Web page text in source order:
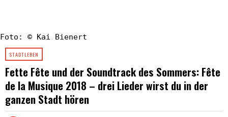
Foto: © Kai Bienert
STADTLEBEN
Fette Fête und der Soundtrack des Sommers: Fête
de la Musique 2018 – drei Lieder wirst du in der
ganzen Stadt hören